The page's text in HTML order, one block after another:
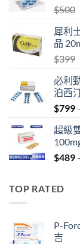
$500
犀利
品
$399
必利
泊西
$799
超級
$489
TOP RATED
P-
吉